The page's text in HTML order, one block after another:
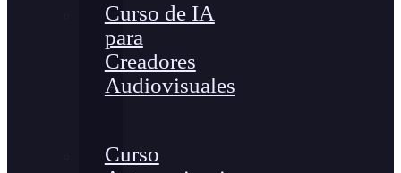
Curso de IA
para
Creadores
Audiovisuales
Curso